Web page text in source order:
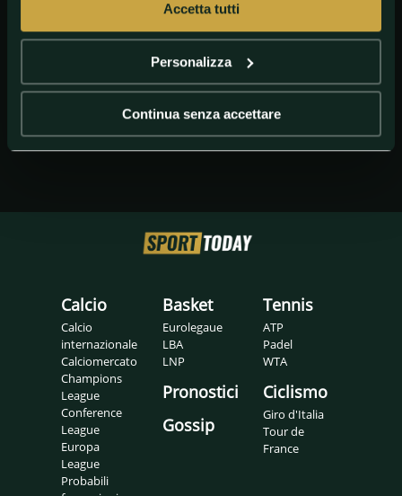
Accetta tutti
Personalizza
Continua senza accettare
GETTY IMAGES Victor Wembanyama
Calcio
Calcio
internazionale
Calciomercato
Champions
League
Conference
League
Europa
League
Probabili
Basket
Eurolegaue
LBA
LNP
Pronostici
Gossip
Tennis
ATP
Padel
WTA
Ciclismo
Giro d'Italia
Tour de
France